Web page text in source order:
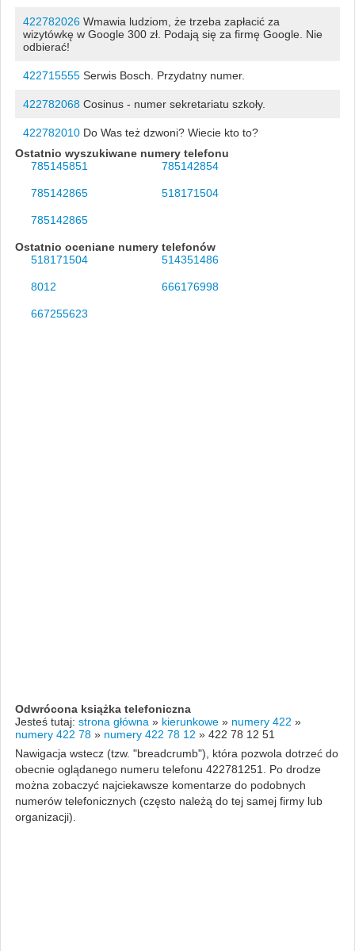
422782026Wmawia ludziom, że trzeba zapłacić za
wizytówkę w Google 300 zł. Podają się za firmę Google. Nie
odbierać!
422715555Serwis Bosch. Przydatny numer.
422782068Cosinus - numer sekretariatu szkoły.
422782010Do Was też dzwoni? Wiecie kto to?
Ostatnio wyszukiwane numery telefonu
785145851
785142854
785142865 518171504
785142865
Ostatnio oceniane numery telefonów
518171504
514351486
8012 666176998
667255623
Odwrócona książka telefoniczna
Jesteś tutaj: strona główna » kierunkowe » numery 422 »
numery 422 78 » numery 422 78 12 » 422 78 12 51
Nawigacja wstecz (tzw. "breadcrumb"), która pozwola dotrzeć do
obecnie oglądanego numeru telefonu 422781251. Po drodze
można zobaczyć najciekawsze komentarze do podobnych
numerów telefonicznych (często należą do tej samej firmy lub
organizacji).